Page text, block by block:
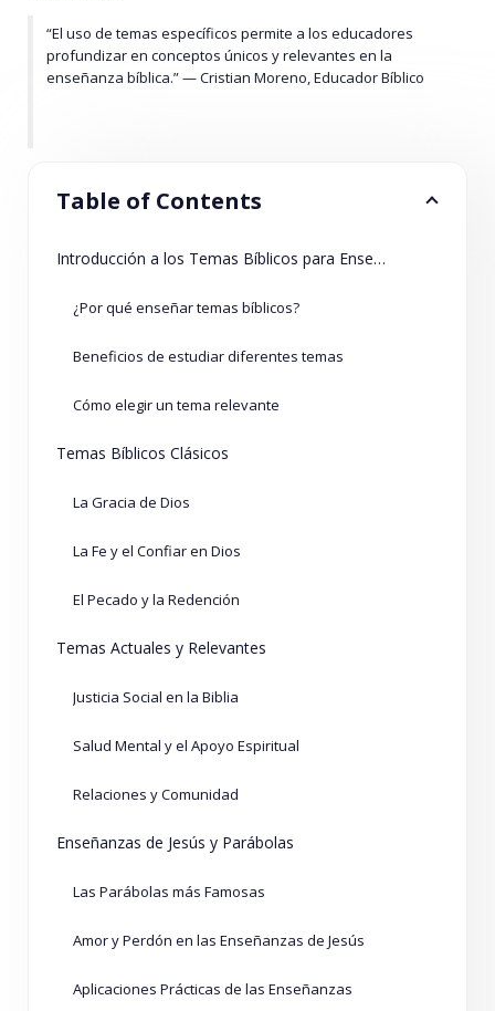
“El uso de temas específicos permite a los educadores
profundizar en conceptos únicos y relevantes en la
enseñanza bíblica.” — Cristian Moreno, Educador Bíblico
Table of Contents
Introducción a los Temas Bíblicos para Enseñar
¿Por qué enseñar temas bíblicos?
Beneficios de estudiar diferentes temas
Cómo elegir un tema relevante
Temas Bíblicos Clásicos
La Gracia de Dios
La Fe y el Confiar en Dios
El Pecado y la Redención
Temas Actuales y Relevantes
Justicia Social en la Biblia
Salud Mental y el Apoyo Espiritual
Relaciones y Comunidad
Enseñanzas de Jesús y Parábolas
Las Parábolas más Famosas
Amor y Perdón en las Enseñanzas de Jesús
Aplicaciones Prácticas de las Enseñanzas